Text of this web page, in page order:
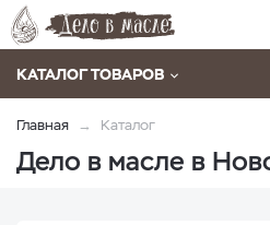
КАТАЛОГ ТОВАРОВ
Главная Каталог
Дело в масле в